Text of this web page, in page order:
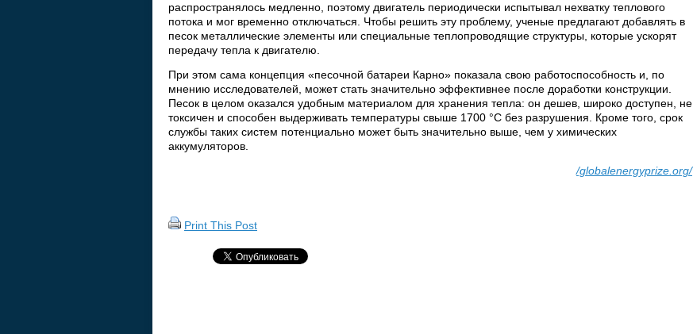
распространялось медленно, поэтому двигатель периодически испытывал нехватку теплового
потока и мог временно отключаться. Чтобы решить эту проблему, ученые предлагают добавлять в
песок металлические элементы или специальные теплопроводящие структуры, которые ускорят
передачу тепла к двигателю.
При этом сама концепция «песочной батареи Карно» показала свою работоспособность и, по
мнению исследователей, может стать значительно эффективнее после доработки конструкции.
Песок в целом оказался удобным материалом для хранения тепла: он дешев, широко доступен, не
токсичен и способен выдерживать температуры свыше 1700 °C без разрушения. Кроме того, срок
службы таких систем потенциально может быть значительно выше, чем у химических
аккумуляторов.
/globalenergyprize.org/
Print This Post